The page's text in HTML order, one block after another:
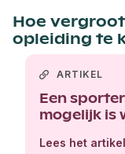
Hoe
opleiding te
ARTIKEL
Een
mogelijk is
Lees het artikel